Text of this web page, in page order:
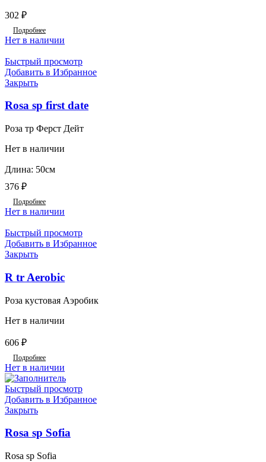
302 ₽
Подробнее
Нет в наличии
Быстрый просмотр
Добавить в Избранное
Закрыть
Rosa sp first date
Роза тр Ферст Дейт
Нет в наличии
Длина: 50см
376 ₽
Подробнее
Нет в наличии
Быстрый просмотр
Добавить в Избранное
Закрыть
R tr Aerobic
Роза кустовая Аэробик
Нет в наличии
606 ₽
Подробнее
Нет в наличии
Быстрый просмотр
Добавить в Избранное
Закрыть
Rosa sp Sofia
Rosa sp Sofia